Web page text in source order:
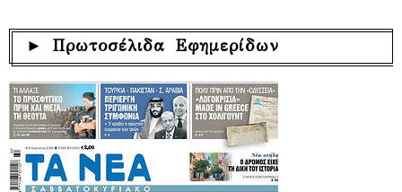
► Πρωτοσέλιδα Εφημερίδων